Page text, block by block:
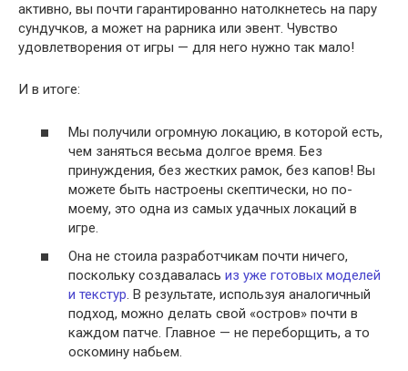
активно, вы почти гарантированно натолкнетесь на пару
сундучков, а может на рарника или эвент. Чувство
удовлетворения от игры — для него нужно так мало!
И в итоге:
Мы получили огромную локацию, в которой есть,
чем заняться весьма долгое время. Без
принуждения, без жестких рамок, без капов! Вы
можете быть настроены скептически, но по-
моему, это одна из самых удачных локаций в
игре.
Она не стоила разработчикам почти ничего,
поскольку создавалась из уже готовых моделей
и текстур. В результате, используя аналогичный
подход, можно делать свой «остров» почти в
каждом патче. Главное — не переборщить, а то
оскомину набьем.